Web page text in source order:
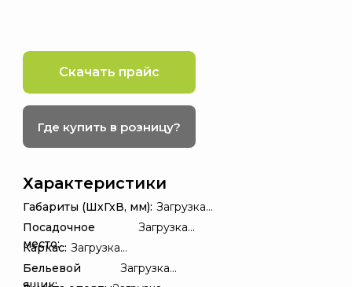
Где купить в розницу?
Скачать прайс
Габариты (ШхГхВ, мм): Загрузка...
Загрузка...
Посадочное
место:
Загрузка...
Каркас:
Загрузка...
Бельевой
Характеристики